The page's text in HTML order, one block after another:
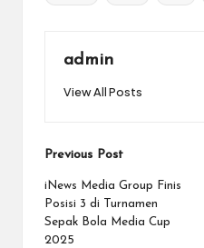
admin
View All Posts
Post
navigation
Previous Post
iNews Media Group Finis
Posisi 3 di Turnamen
Sepak Bola Media Cup
2025